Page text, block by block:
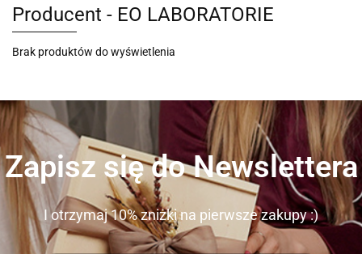
Producent - EO LABORATORIE
Brak produktów do wyświetlenia
Zapisz się do Newslettera
I otrzymaj 10% zniżki na pierwsze zakupy :)